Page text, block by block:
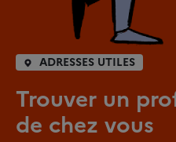
ADRESSES UTILES
Trouver un
de chez vous